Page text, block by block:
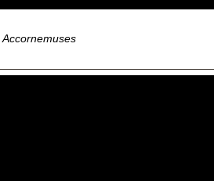
Accornemuses